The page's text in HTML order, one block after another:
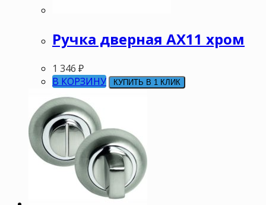
Ручка дверная АХ11 хром
1 346 ₽
В КОРЗИНУ
КУПИТЬ В 1 КЛИК